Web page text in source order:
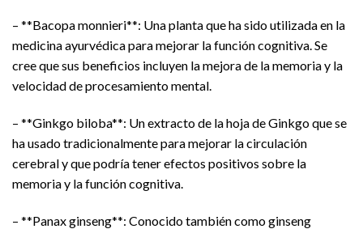
– **Bacopa monnieri**: Una planta que ha sido utilizada en la
medicina ayurvédica para mejorar la función cognitiva. Se
cree que sus beneficios incluyen la mejora de la memoria y la
velocidad de procesamiento mental.
– **Ginkgo biloba**: Un extracto de la hoja de Ginkgo que se
ha usado tradicionalmente para mejorar la circulación
cerebral y que podría tener efectos positivos sobre la
memoria y la función cognitiva.
– **Panax ginseng**: Conocido también como ginseng